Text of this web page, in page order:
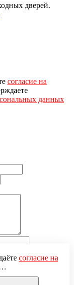
дверей.
согласие на
данных
данных
согласие на
сведения о